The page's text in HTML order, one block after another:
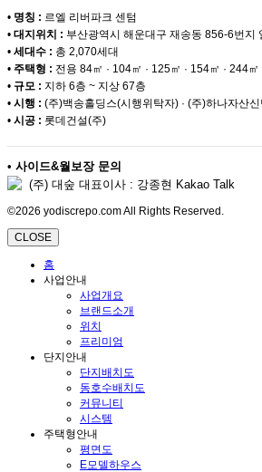
• 명칭 : 르엘 리버파크 센텀
• 대지위치 : 부산광역시 해운대구 재송동 856-6번지
• 세대수 : 총 2,070세대
• 주택형 : 전용 84㎡ · 104㎡ · 125㎡ · 154㎡ · 244㎡
• 규모 : 지하 6층 ~ 지상 67층
• 시행 : (주)백송홀딩스(시행위탁자) · (주)하나자산
• 시공 : 롯데건설(주)
• 사이드&월보장 문의
(주) 대숲 대표이사 : 강종현 Kakao Talk
©2026 yodiscrepo.com All Rights Reserved.
CLOSE
홈
사업안내
사업개요
브랜드소개
위치
프리미엄
단지안내
단지배치도
동호수배치도
커뮤니티
시스템
주택형안내
평면도
E모델하우스